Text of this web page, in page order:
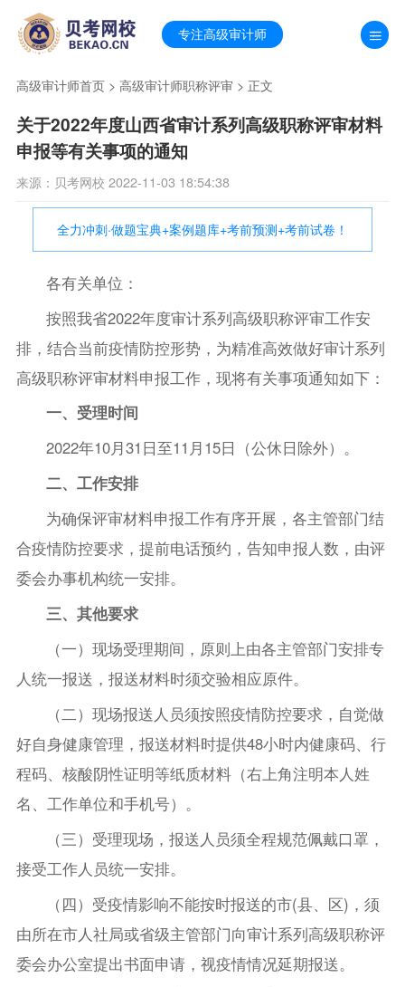
专注高级审计师
高级审计师首页> 高级审计师职称评审 > 正文
关于2022年度山西省审计系列高级职称评审材料
申报等有关事项的通知
来源：贝考网校 2022-11-03 18:54:38
全力冲刺·做题宝典+案例题库+考前预测+考前试卷！
各有关单位：
按照我省2022年度审计系列高级职称评审工作安
排，结合当前疫情防控形势，为精准高效做好审计系列
高级职称评审材料申报工作，现将有关事项通知如下：
一、受理时间
2022年10月31日至11月15日（公休日除外）。
二、工作安排
为确保评审材料申报工作有序开展，各主管部门结
合疫情防控要求，提前电话预约，告知申报人数，由评
委会办事机构统一安排。
三、其他要求
（一）现场受理期间，原则上由各主管部门安排专
人统一报送，报送材料时须交验相应原件。
（二）现场报送人员须按照疫情防控要求，自觉做
好自身健康管理，报送材料时提供48小时内健康码、行
程码、核酸阴性证明等纸质材料（右上角注明本人姓
名、工作单位和手机号）。
（三）受理现场，报送人员须全程规范佩戴口罩，
接受工作人员统一安排。
（四）受疫情影响不能按时报送的市(县、区)，须
由所在市人社局或省级主管部门向审计系列高级职称评
委会办公室提出书面申请，视疫情情况延期报送。